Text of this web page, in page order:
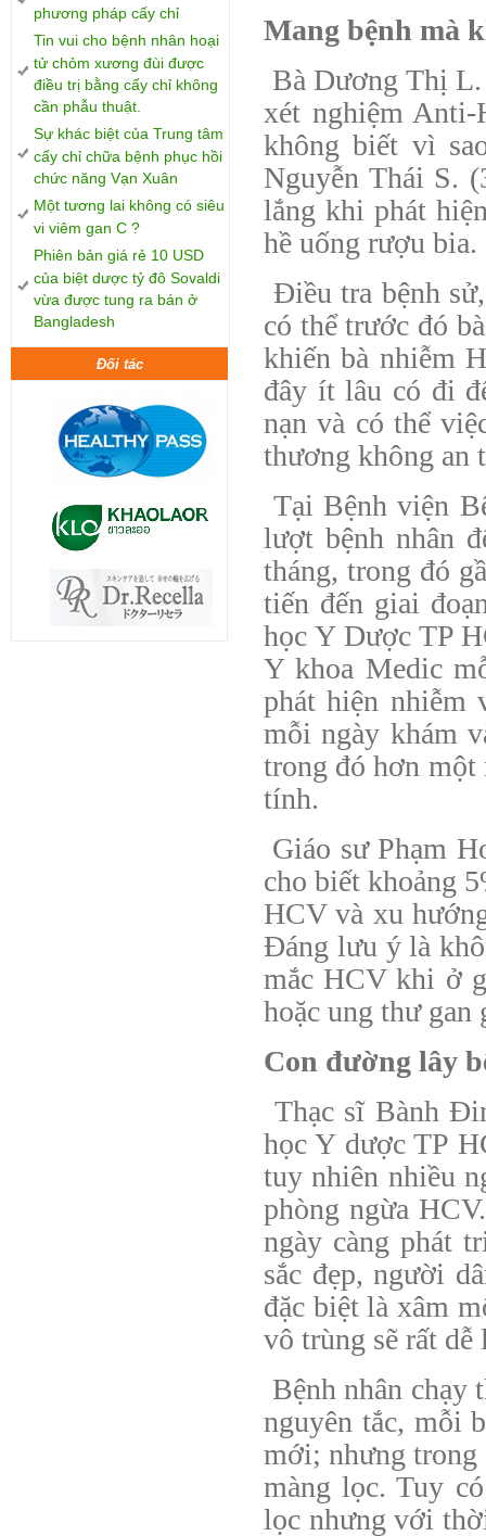
phương pháp cấy chỉ
Tin vui cho bệnh nhân hoại
tử chỏm xương đùi được
điều trị bằng cấy chỉ không
cần phẫu thuật.
Sự khác biệt của Trung tâm
cấy chỉ chữa bệnh phục hồi
chức năng Vạn Xuân
Một tương lai không có siêu
vi viêm gan C ?
Phiên bản giá rẻ 10 USD
của biệt dược tỷ đô Sovaldi
vừa được tung ra bán ở
Bangladesh
Đối tác
Mang bệnh mà
Bà Dương Thị
xét nghiệm
không biết vì
Nguyễn Thái S.
lắng khi phát
hề uống rượu bia.
Điều tra bệnh
có thể trước đó
khiến bà nhiễm
đây ít lâu có đi
nạn và có thể
thương không an
Tại Bệnh viện
lượt bệnh nhân
tháng, trong đó
tiến đến giai
học Y Dược TP
Y khoa Medic
phát hiện
mỗi ngày khám
trong đó hơn một
tính.
Giáo sư Phạm
cho biết khoảng
HCV và xu
Đáng lưu ý là
mắc HCV khi ở
hoặc ung thư gan
Con đường lây
Thạc sĩ Bành
học Y dược TP
tuy nhiên nhiều
phòng ngừa
ngày càng phát
sắc đẹp, người
đặc biệt là xâm
vô trùng sẽ rất
Bệnh nhân chạy
nguyên tắc, mỗi
mới; nhưng trong
màng lọc. Tuy
lọc nhưng với